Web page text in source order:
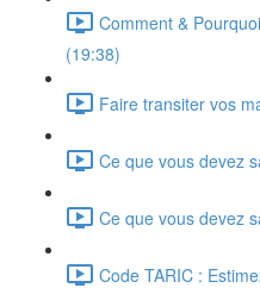
Comment &
(19:38)
Faire transiter vos
Ce que vous devez
Ce que vous devez
Code TARIC :